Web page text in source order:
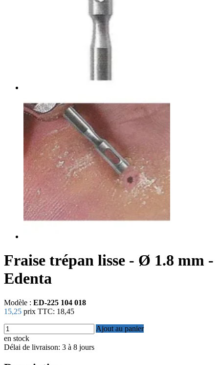
Fraise trépan lisse - Ø 1.8 mm -
Edenta
Modèle : ED-225 104 018
15,25 prix TTC: 18,45
Ajout au panier
en stock
Délai de livraison: 3 à 8 jours